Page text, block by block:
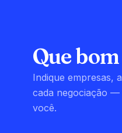
Que
Indique empresas,
cada negociação
você.